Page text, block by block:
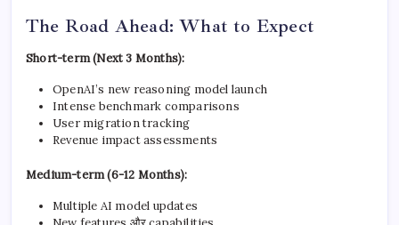
The Road Ahead: What to Expect
Short-term (Next 3 Months):
OpenAI’s new reasoning model launch
Intense benchmark comparisons
User migration tracking
Revenue impact assessments
Medium-term (6-12 Months):
Multiple AI model updates